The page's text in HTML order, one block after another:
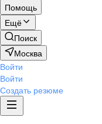
Помощь
Ещё
Поиск
Москва
Войти
Войти
Создать резюме